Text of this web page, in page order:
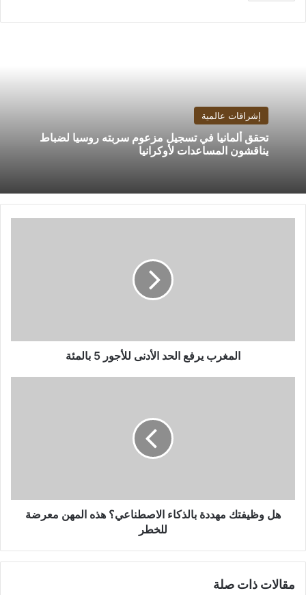
إشراقات عالمية
تحقق ألمانيا في تسجيل مزعوم سربته روسيا لضباط
يناقشون المساعدات لأوكرانيا
المغرب يرفع الحد الأدنى للأجور 5 بالمئة
للخطر
هل وظيفتك مهددة بالذكاء الاصطناعي؟ هذه المهن معرضة
للخطر
مقالات ذات صلة